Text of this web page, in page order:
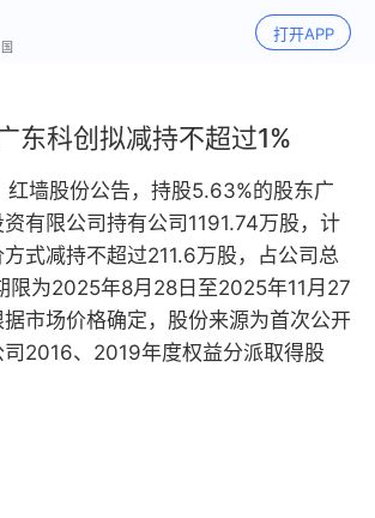
打开APP
东科创拟减持不超过1%
红墙股份公告，持股5.63%的股东广
有限公司持有公司1191.74万股，计
式减持不超过211.6万股，占公司总
限为2025年8月28日至2025年11月27
据市场价格确定，股份来源为首次公开
2016、2019年度权益分派取得股